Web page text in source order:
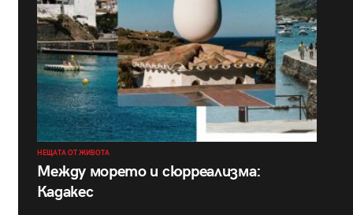
НЕЩАТА ОТ ЖИВОТА
Между морето и сюрреализма:
Кадакес